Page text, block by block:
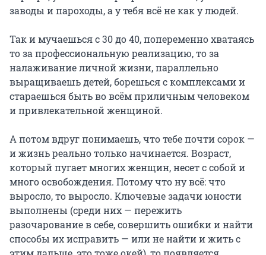
заводы и пароходы, а у тебя всё не как у людей.
Так и мучаешься с 30 до 40, попеременно хватаясь
то за профессиональную реализацию, то за
налаживание личной жизни, параллельно
выращиваешь детей, борешься с комплексами и
стараешься быть во всём приличным человеком
и привлекательной женщиной.
А потом вдруг понимаешь, что тебе почти сорок —
и жизнь реально только начинается. Возраст,
который пугает многих женщин, несет с собой и
много освобождения. Потому что ну всё: что
выросло, то выросло. Ключевые задачи юности
выполнены (среди них — пережить
разочарование в себе, совершить ошибки и найти
способы их исправить — или не найти и жить с